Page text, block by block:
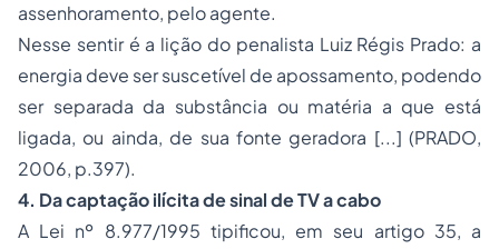
assenhoramento, pelo agente.
Nesse sentir é a lição do penalista Luiz Régis Prado: a
energia deve ser suscetível de apossamento, podendo
ser separada da substância ou matéria a que está
ligada, ou ainda, de sua fonte geradora [...] (PRADO,
2006, p.397).
4. Da captação ilícita de sinal de TV a cabo
A Lei nº 8.977/1995 tipificou, em seu artigo 35, a